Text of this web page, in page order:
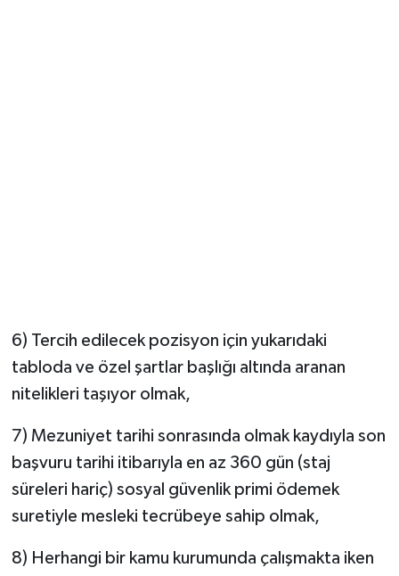
6) Tercih edilecek pozisyon için yukarıdaki
tabloda ve özel şartlar başlığı altında aranan
nitelikleri taşıyor olmak,
7) Mezuniyet tarihi sonrasında olmak kaydıyla son
başvuru tarihi itibarıyla en az 360 gün (staj
süreleri hariç) sosyal güvenlik primi ödemek
suretiyle mesleki tecrübeye sahip olmak,
8) Herhangi bir kamu kurumunda çalışmakta iken